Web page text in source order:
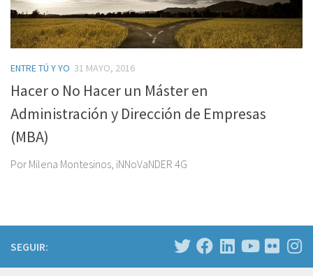
ENTRE TÚ Y YO 31 MAYO, 2016
Hacer o No Hacer un Máster en
Administración y Dirección de Empresas
(MBA)
Por Milena Montesinos, iNNoVaNDER 4G
SEGUIR: